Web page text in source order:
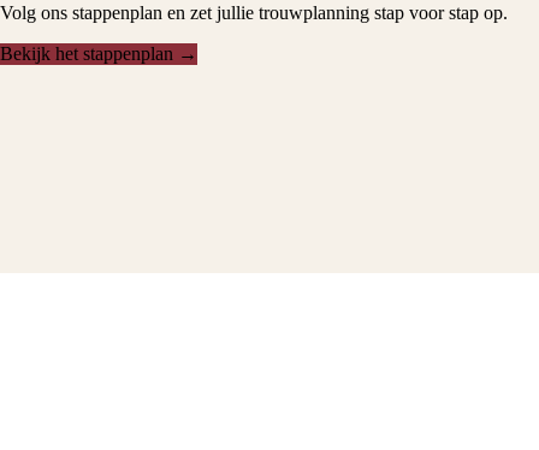
Volg ons stappenplan en zet jullie trouwplanning stap voor stap op.
Bekijk het stappenplan →